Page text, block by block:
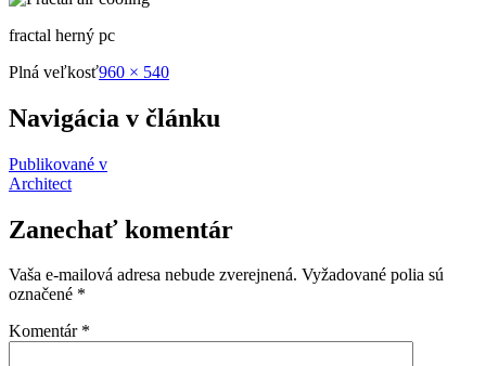
fractal herný pc
Plná veľkosť960 × 540
Navigácia v článku
Publikované v
Architect
Zanechať komentár
Vaša e-mailová adresa nebude zverejnená. Vyžadované polia sú
označené *
Komentár *